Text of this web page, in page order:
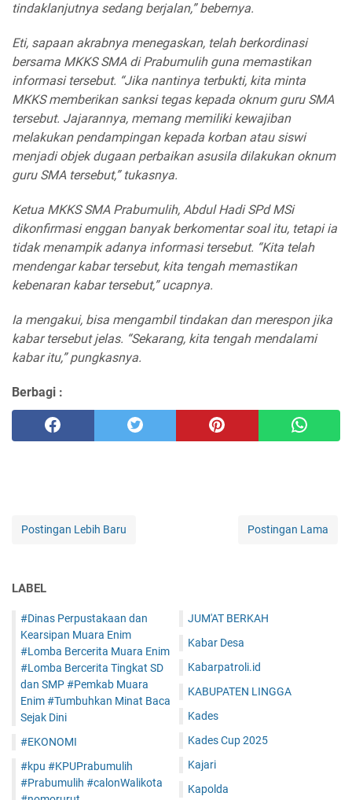
tindaklanjutnya sedang berjalan,” bebernya.
Eti, sapaan akrabnya menegaskan, telah berkordinasi
bersama MKKS SMA di Prabumulih guna memastikan
informasi tersebut. “Jika nantinya terbukti, kita minta
MKKS memberikan sanksi tegas kepada oknum guru SMA
tersebut. Jajarannya, memang memiliki kewajiban
melakukan pendampingan kepada korban atau siswi
menjadi objek dugaan perbaikan asusila dilakukan oknum
guru SMA tersebut,” tukasnya.
Ketua MKKS SMA Prabumulih, Abdul Hadi SPd MSi
dikonfirmasi enggan banyak berkomentar soal itu, tetapi ia
tidak menampik adanya informasi tersebut. “Kita telah
mendengar kabar tersebut, kita tengah memastikan
kebenaran kabar tersebut,” ucapnya.
Ia mengakui, bisa mengambil tindakan dan merespon jika
kabar tersebut jelas. “Sekarang, kita tengah mendalami
kabar itu,” pungkasnya.
Berbagi :
Postingan Lebih Baru Postingan Lama
LABEL
#Dinas Perpustakaan dan
Kearsipan Muara Enim
#Lomba Bercerita Muara Enim
#Lomba Bercerita Tingkat SD
dan SMP #Pemkab Muara
Enim #Tumbuhkan Minat Baca
Sejak Dini
#EKONOMI
#kpu #KPUPrabumulih
#Prabumulih #calonWalikota
JUM'AT BERKAH
Kabar Desa
Kabarpatroli.id
KABUPATEN LINGGA
Kades
Kades Cup 2025
Kajari
Kapolda